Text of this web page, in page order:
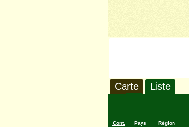
Carte Liste
Cont.
Pays
Région